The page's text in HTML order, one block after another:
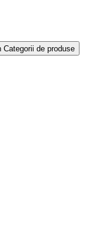
Categorii de produse